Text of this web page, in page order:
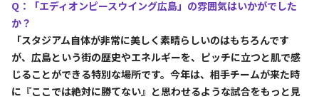
Q：「エディオンピースウイング広島」の雰囲気はいかがでした
か？
「スタジアム自体が非常に美しく素晴らしいのはもちろんです
が、広島という街の歴史やエネルギーを、ピッチに立つと肌で感
じることができる特別な場所です。今年は、相手チームが来た時
に『ここでは絶対に勝てない』と思わせるような試合をもっと見